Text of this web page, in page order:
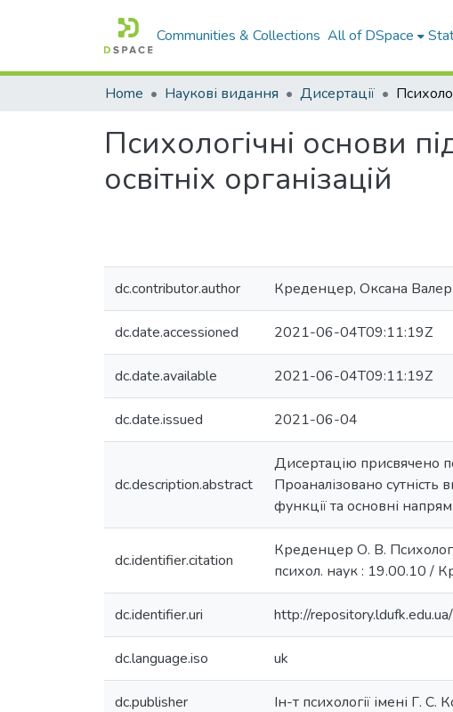
Communities & Collections All of DSpace
Home Наукові видання Дисертації
Психологічні основи
освітніх організацій
dc.contributor.author Креденцер, Оксана
dc.date.accessioned 2021-06-04T09:11:19Z
dc.date.available 2021-06-04T09:11:19Z
dc.date.issued 2021-06-04
dc.description.abstract
Дисертацію присвячено
Проаналізовано сутність
функції та основні
dc.identifier.citation
Креденцер О. В.
психол. наук : 19.00.10 /
dc.identifier.uri http://
dc.language.iso uk
dc.publisher Ін-т психології імені Г. С.